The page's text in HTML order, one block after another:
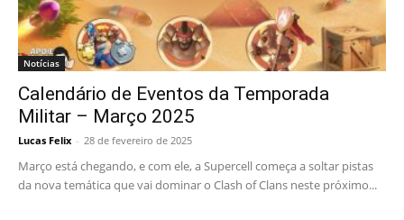
Notícias
Calendário de Eventos da Temporada
Militar – Março 2025
Lucas Felix - 28 de fevereiro de 2025
Março está chegando, e com ele, a Supercell começa a soltar pistas
da nova temática que vai dominar o Clash of Clans neste próximo...